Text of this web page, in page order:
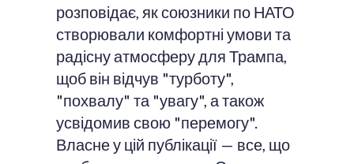
розповідає, як союзники по НАТО
створювали комфортні умови та
радісну атмосферу для Трампа,
щоб він відчув "турботу",
"похвалу" та "увагу", а також
усвідомив свою "перемогу".
Власне у цій публікації — все, що